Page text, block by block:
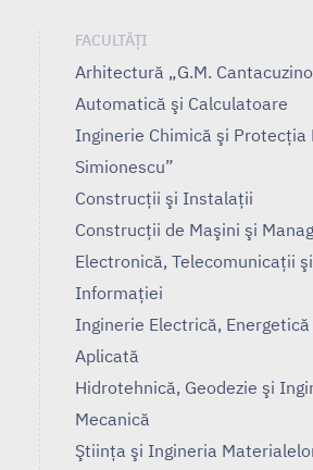
FACULTĂȚI
Arhitectură „G.M.
Automatică şi Calculatoare
Inginerie Chimică şi Protecţia
Simionescu”
Construcţii şi Instalaţii
Construcţii de Maşini şi
Electronică, Telecomunicaţii
Informaţiei
Inginerie Electrică,
Aplicată
Hidrotehnică, Geodezie şi
Mecanică
Ştiinţa şi Ingineria